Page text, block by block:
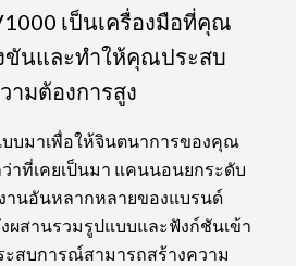
เป็นเครื่องมือที่คุณ
ขันและทำให้คุณประสบ
ามต้องการสูง
แบบมาเพื่อให้จินตนาการของคุณ
าที่เคยเป็นมา แคนนอนยกระดับ
านอันหลากหลายของแบรนด์
งผสานรวมรูปแบบและฟังก์ชันเข้า
สบการณ์สามารถสร้างความ